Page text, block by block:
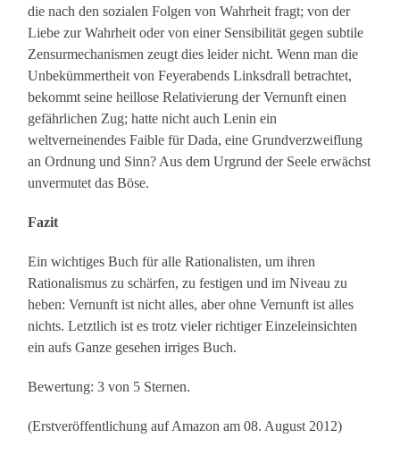
die nach den sozialen Folgen von Wahrheit fragt; von der
Liebe zur Wahrheit oder von einer Sensibilität gegen subtile
Zensurmechanismen zeugt dies leider nicht. Wenn man die
Unbekümmertheit von Feyerabends Linksdrall betrachtet,
bekommt seine heillose Relativierung der Vernunft einen
gefährlichen Zug; hatte nicht auch Lenin ein
weltverneinendes Faible für Dada, eine Grundverzweiflung
an Ordnung und Sinn? Aus dem Urgrund der Seele erwächst
unvermutet das Böse.
Fazit
Ein wichtiges Buch für alle Rationalisten, um ihren
Rationalismus zu schärfen, zu festigen und im Niveau zu
heben: Vernunft ist nicht alles, aber ohne Vernunft ist alles
nichts. Letztlich ist es trotz vieler richtiger Einzeleinsichten
ein aufs Ganze gesehen irriges Buch.
Bewertung: 3 von 5 Sternen.
(Erstveröffentlichung auf Amazon am 08. August 2012)